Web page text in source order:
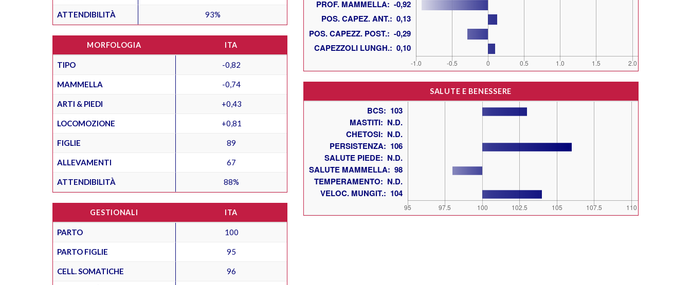
ATTENDIBILITÀ 93%
MORFOLOGIA ITA
TIPO -0,82
MAMMELLA -0,74
ARTI & PIEDI +0,43
LOCOMOZIONE +0,81
FIGLIE 89
ALLEVAMENTI 67
ATTENDIBILITÀ 88%
GESTIONALI ITA
PARTO 100
PARTO FIGLIE 95
CELL. SOMATICHE 96
SALUTE E BENESSERE